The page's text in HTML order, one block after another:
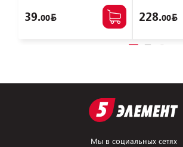
39.00 228.00
Мы в социальных сетях